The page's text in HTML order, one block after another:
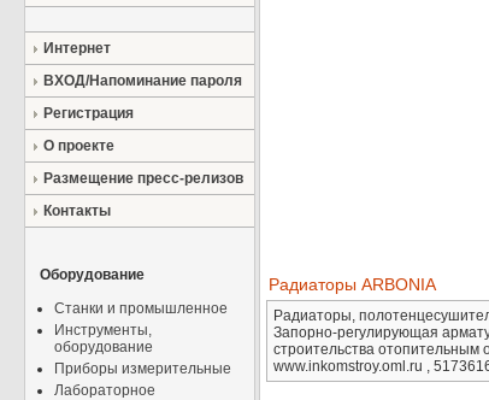
Интернет
ВХОД/Напоминание пароля
Регистрация
О проекте
Размещение пресс-релизов
Контакты
Оборудование
Станки и промышленное
Инструменты,
оборудование
Приборы измерительные
Лабораторное
Радиаторы ARBONIA
Радиаторы,
Запорно-регулирующая
строительства отопительным
www.inkomstroy.oml.ru ,